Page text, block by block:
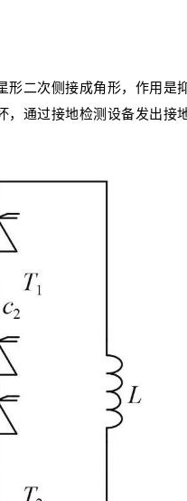
形二次侧接成角形，作用是
，通过接地检测设备发出接